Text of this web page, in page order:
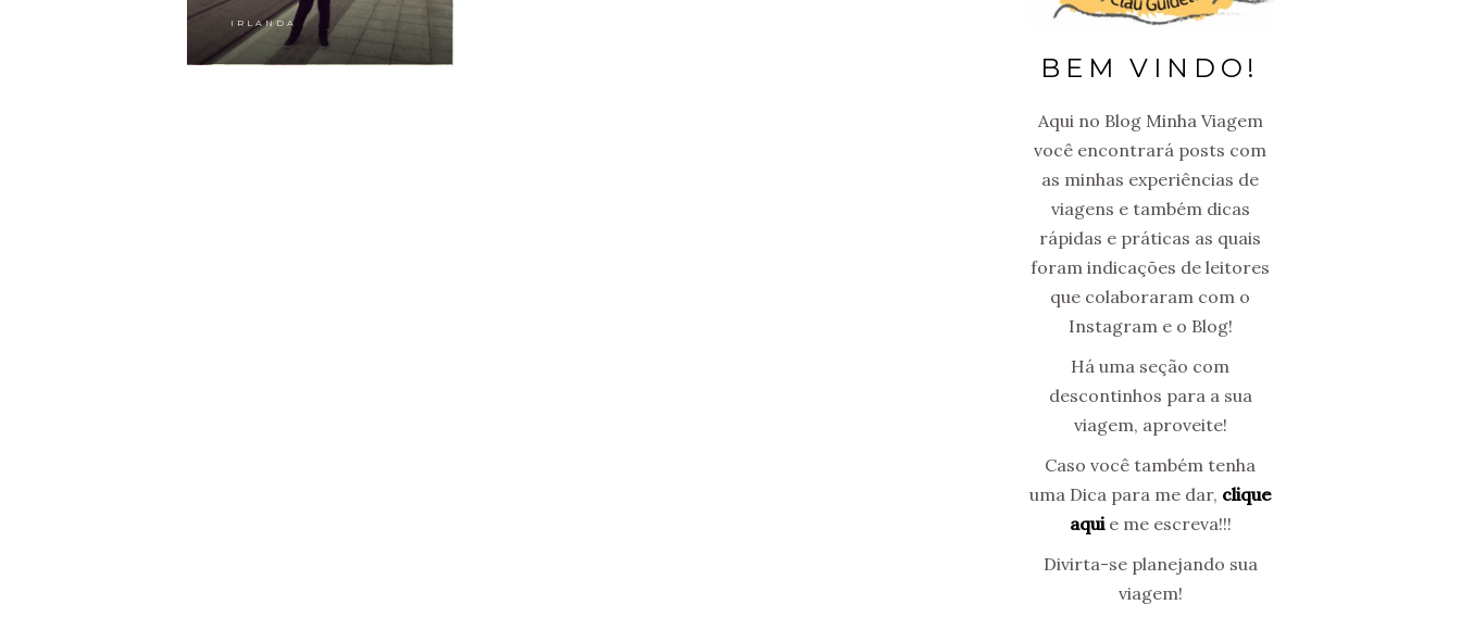
IRLANDA
BEM VINDO!
Aqui no Blog Minha Viagem
você encontrará posts com
as minhas experiências de
viagens e também dicas
rápidas e práticas as quais
foram indicações de leitores
que colaboraram com o
Instagram e o Blog!
Há uma seção com
descontinhos para a sua
viagem, aproveite!
Caso você também tenha
uma Dica para me dar, clique
aquie me escreva!!!
Divirta-se planejando sua
viagem!